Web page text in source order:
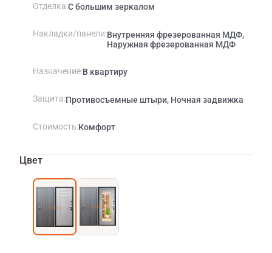
Отделка С большим зеркалом
Накладки/панели Внутренняя фрезерованная МДФ,
Наружная фрезерованная МДФ
Назначение В квартиру
Защита Противосъемные штыри, Ночная задвижка
Стоимость Комфорт
Цвет